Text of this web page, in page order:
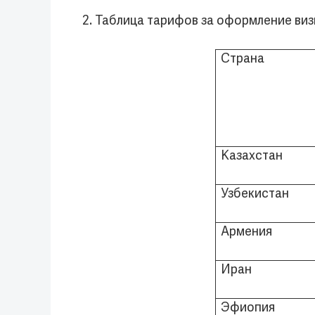
2. Таблица тарифов за оформление
Страна
Казахстан
Узбекистан
Армения
Иран
Эфиопия